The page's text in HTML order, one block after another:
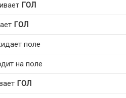
ГОЛ
ГОЛ
поле
на поле
ГОЛ